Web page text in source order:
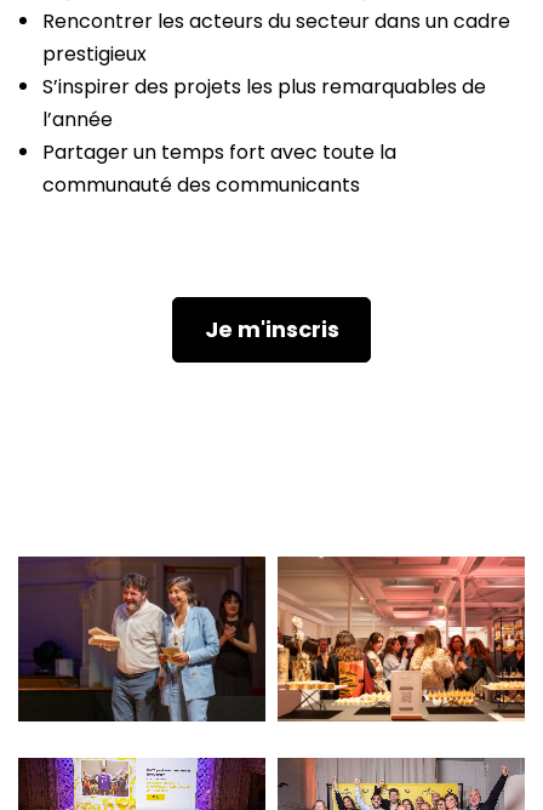
Rencontrer les acteurs du secteur dans un cadre
prestigieux
S’inspirer des projets les plus remarquables de
l’année
Partager un temps fort avec toute la
communauté des communicants
Je m'inscris